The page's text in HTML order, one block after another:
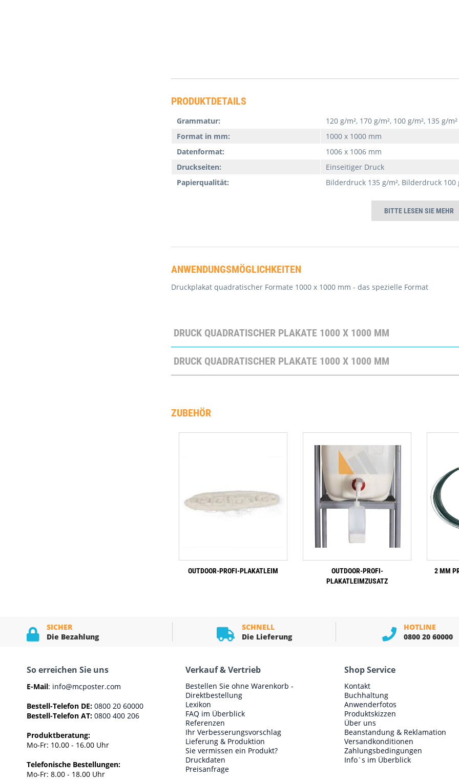
PRODUKTDETAILS
Grammatur:
120 g/m², 170 g/m², 100 g/m², 135 g/m²
Format in mm:
1000 x 1000 mm
Datenformat:
1006 x 1006 mm
Druckseiten:
Einseitiger Druck
Papierqualität:
Bilderdruck 135 g/m², Bilderdruck
BITTE LESEN SIE MEHR
ANWENDUNGSMÖGLICHKEITEN
Druckplakat quadratischer Formate 1000 x 1000 mm - das spezielle Format
DRUCK QUADRATISCHER PLAKATE 1000 X 1000 MM
DRUCK QUADRATISCHER PLAKATE 1000 X 1000 MM
ZUBEHÖR
OUTDOOR-PROFI-PLAKATLEIM
OUTDOOR-PROFI-
PLAKATLEIMZUSATZ
2 MM
SICHER
Die Bezahlung
SCHNELL
Die Lieferung
HOTLINE
0800 20 60000
So erreichen Sie uns
E-Mail: info@mcposter.com
Bestell-Telefon DE: 0800 20 60000
Bestell-Telefon AT: 0800 400 206
Produktberatung:
Mo-Fr: 10.00 - 16.00 Uhr
Telefonische Bestellungen:
Mo-Fr: 8.00 - 18.00 Uhr
Verkauf & Vertrieb
Bestellen Sie ohne Warenkorb -
Direktbestellung
Lexikon
FAQ im Überblick
Referenzen
Ihr Verbesserungsvorschlag
Lieferung & Produktion
Sie vermissen ein Produkt?
Druckdaten
Preisanfrage
Shop Service
Kontakt
Buchhaltung
Anwenderfotos
Produktskizzen
Über uns
Beanstandung & Reklamation
Versandkonditionen
Zahlungsbedingungen
Info`s im Überblick